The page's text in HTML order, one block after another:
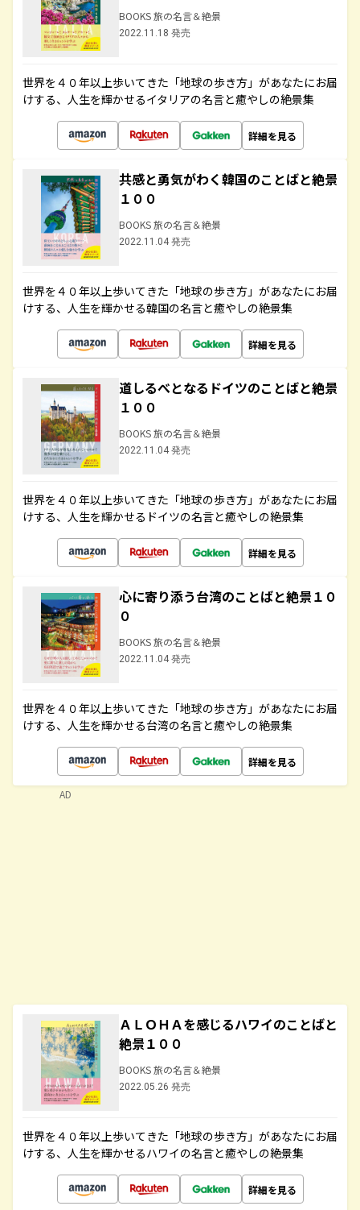
BOOKS 旅の名言＆絶景
2022.11.18 発売
世界を４０年以上歩いてきた「地球の歩き方」があなたにお届
けする、人生を輝かせるイタリアの名言と癒やしの絶景集
詳細を見る
共感と勇気がわく韓国のことばと絶景
１００
BOOKS 旅の名言＆絶景
2022.11.04 発売
世界を４０年以上歩いてきた「地球の歩き方」があなたにお届
けする、人生を輝かせる韓国の名言と癒やしの絶景集
詳細を見る
道しるべとなるドイツのことばと絶景
１００
BOOKS 旅の名言＆絶景
2022.11.04 発売
世界を４０年以上歩いてきた「地球の歩き方」があなたにお届
けする、人生を輝かせるドイツの名言と癒やしの絶景集
詳細を見る
心に寄り添う台湾のことばと絶景１０
０
BOOKS 旅の名言＆絶景
2022.11.04 発売
世界を４０年以上歩いてきた「地球の歩き方」があなたにお届
けする、人生を輝かせる台湾の名言と癒やしの絶景集
詳細を見る
ＡＬＯＨＡを感じるハワイのことばと
絶景１００
BOOKS 旅の名言＆絶景
2022.05.26 発売
世界を４０年以上歩いてきた「地球の歩き方」があなたにお届
けする、人生を輝かせるハワイの名言と癒やしの絶景集
詳細を見る
AD